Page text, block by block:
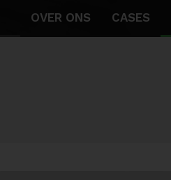
OVER ONS CASES